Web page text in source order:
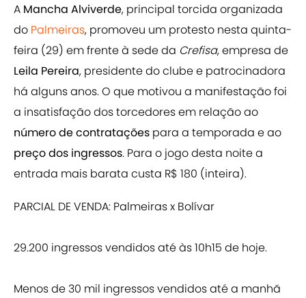
A Mancha Alviverde, principal torcida organizada
do Palmeiras, promoveu um protesto nesta quinta-
feira (29) em frente à sede da Crefisa, empresa de
Leila Pereira, presidente do clube e patrocinadora
há alguns anos. O que motivou a manifestação foi
a insatisfação dos torcedores em relação ao
número de contratações para a temporada e ao
preço dos ingressos. Para o jogo desta noite a
entrada mais barata custa R$ 180 (inteira).
PARCIAL DE VENDA: Palmeiras x Bolívar
29.200 ingressos vendidos até às 10h15 de hoje.
Menos de 30 mil ingressos vendidos até a manhã